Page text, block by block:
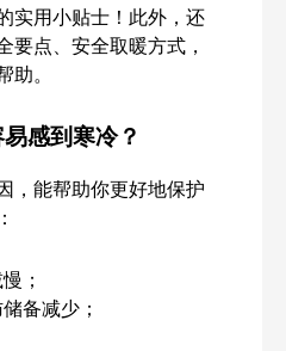
实用小贴士！此外，还
要点、安全取暖方式，
助。
感到寒冷？
，能帮助你更好地保护
；
备减少；